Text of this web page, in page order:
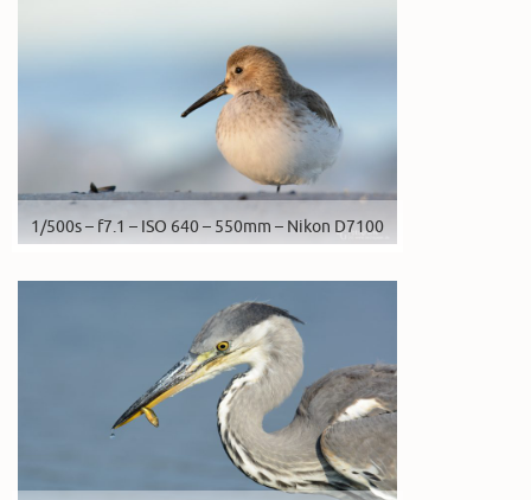
1/500s – f7.1 – ISO 640 – 550mm – Nikon D7100